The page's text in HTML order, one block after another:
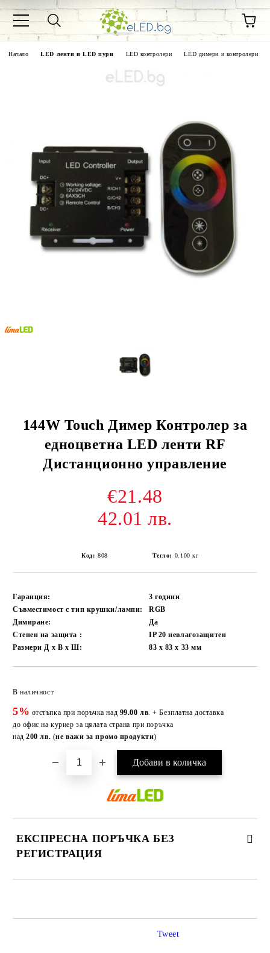
Начало LED ленти и LED пури LED контролери LED димери и контролери
144W Touch Димер Контролер за
едноцветна LED ленти RF
Дистанционно управление
€21.48
42.01 лв.
Код: 808 Тегло: 0.100 кг
Гаранция:
3 години
Съвместимост с тип крушки/лампи:
RGB
Димиране:
Да
Степен на защита :
IP 20 невлагозащитен
Размери Д х В х Ш:
83 x 83 x 33мм
В наличност
5% отстъпка при поръчка над 99.00 лв. + Безплатна доставка
до офис на куриер за цялата страна при поръчка
над 200 лв. (не важи за промо продукти)
ЕКСПРЕСНА ПОРЪЧКА БЕЗ
РЕГИСТРАЦИЯ
Tweet